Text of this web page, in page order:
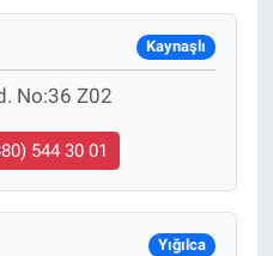
Kaynaşlı
No:36 Z02
544 30 01
Yığılca